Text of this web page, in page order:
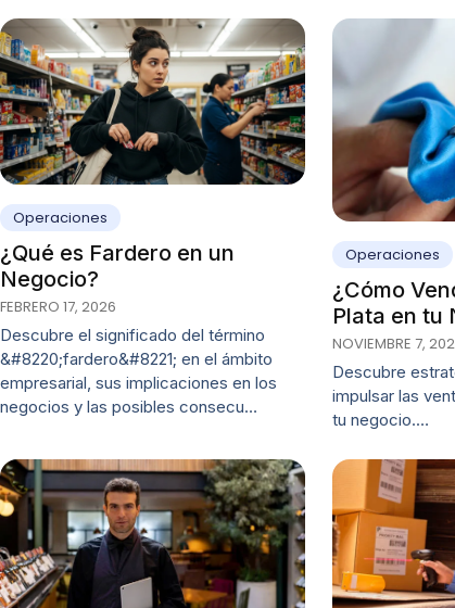
Operaciones
¿Qué es Fardero en un
Negocio?
FEBRERO 17, 2026
Descubre el significado del término
&#8220;fardero&#8221; en el ámbito
empresarial, sus implicaciones en los
negocios y las posibles consecu…
Operaciones
¿Cómo
Plata en tu
NOVIEMBRE 7,
Descubre
impulsar las
tu negocio.…